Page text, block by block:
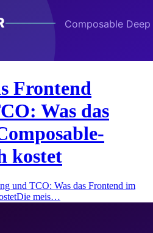
Frontend
Was das
kostet
und TCO: Was das Frontend im
meis…